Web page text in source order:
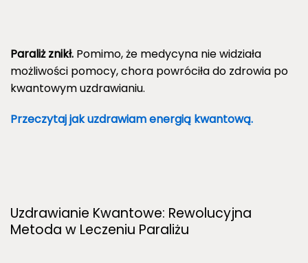
Paraliż znikł. Pomimo, że medycyna nie widziała
możliwości pomocy, chora powróciła do zdrowia po
kwantowym uzdrawianiu.
Przeczytaj jak uzdrawiam energią kwantową.
Uzdrawianie Kwantowe: Rewolucyjna
Metoda w Leczeniu Paraliżu